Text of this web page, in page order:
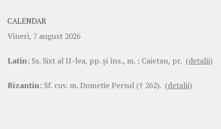
CALENDAR
Vineri, 7 august 2026
Latin: Ss. Sixt al II-lea, pp. şi îns., m. ; Caietan, pr. (detalii)
Bizantin: Sf. cuv. m. Dometie Persul († 262). (detalii)